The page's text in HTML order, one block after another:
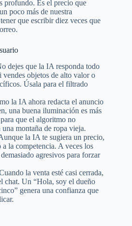
profundo. Es el precio que
poco más de nuestra
que escribir diez veces que
dejes que la IA responda todo
vendes objetos de alto valor o
Úsala para el filtrado
la IA ahora redacta el anuncio
una buena iluminación es más
que el algoritmo no
montaña de ropa vieja.
la IA te sugiera un precio,
la competencia. A veces los
agresivos para forzar
la venta esté casi cerrada,
chat. Un “Hola, soy el dueño
genera una confianza que